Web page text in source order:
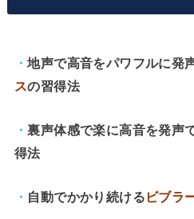
・地声で高音をパワフルに発
スの習得法
・裏声体感で楽に高音を発声
得法
・ 自動でかかり続ける ビブラ